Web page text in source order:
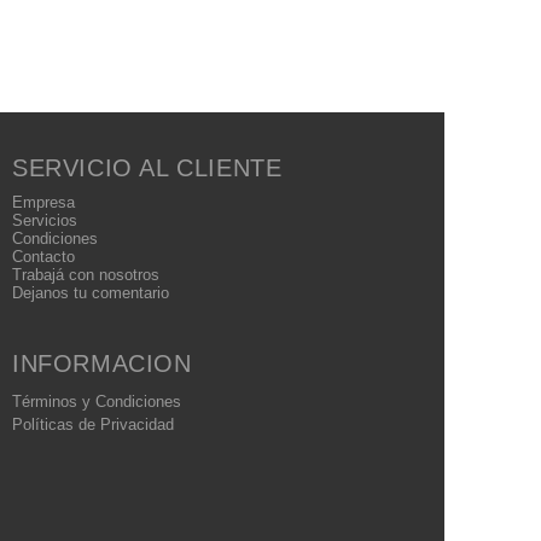
SERVICIO AL CLIENTE
Empresa
Servicios
Condiciones
Contacto
Trabajá con nosotros
Dejanos tu comentario
INFORMACION
Términos y Condiciones
Políticas de Privacidad